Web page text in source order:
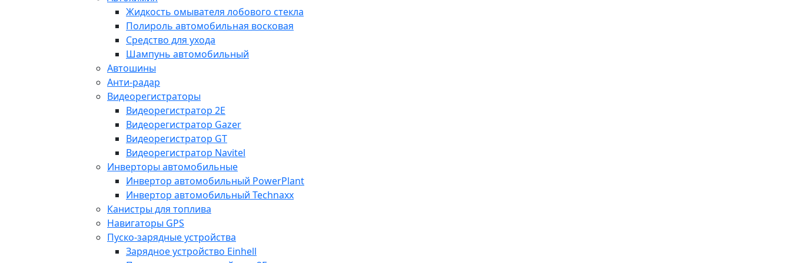
Жидкость омывателя лобового стекла
Полироль автомобильная восковая
Средство для ухода
Шампунь автомобильный
Автошины
Анти-радар
Видеорегистраторы
Видеорегистратор 2E
Видеорегистратор Gazer
Видеорегистратор GT
Видеорегистратор Navitel
Инверторы автомобильные
Инвертор автомобильный PowerPlant
Инвертор автомобильный Technaxx
Канистры для топлива
Навигаторы GPS
Пуско-зарядные устройства
Зарядное устройство Einhell